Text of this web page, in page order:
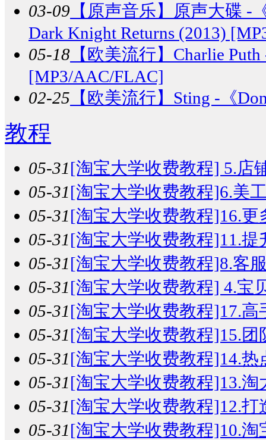
03-09 【原声音乐】 原声大碟 -
Dark Knight Returns (2013)
05-18 【欧美流行】 Charlie
[MP3/AAC/FLAC]
02-25 【欧美流行】 Sting -《
教程
05-31[淘宝大学收费教程] 5.店
05-31[淘宝大学收费教程]6.美
05-31[淘宝大学收费教程]16.更
05-31[淘宝大学收费教程]11.提
05-31[淘宝大学收费教程]8.客
05-31[淘宝大学收费教程] 4.宝
05-31[淘宝大学收费教程]17.高
05-31[淘宝大学收费教程]15.团
05-31[淘宝大学收费教程]14.热
05-31[淘宝大学收费教程]13.淘
05-31[淘宝大学收费教程]12.打
05-31[淘宝大学收费教程]10.淘